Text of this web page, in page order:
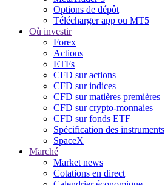
Options de dépôt
Télécharger app ou MT5
Où investir
Forex
Actions
ETFs
CFD sur actions
CFD sur indices
CFD sur matières premières
CFD sur crypto-monnaies
CFD sur fonds ETF
Spécification des instruments
SpaceX
Marché
Market news
Cotations en direct